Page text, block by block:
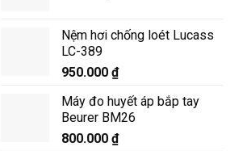
Nệm hơi chống loét Lucass
LC-389
950.000 ₫
Máy đo huyết áp bắp tay
Beurer BM26
800.000 ₫